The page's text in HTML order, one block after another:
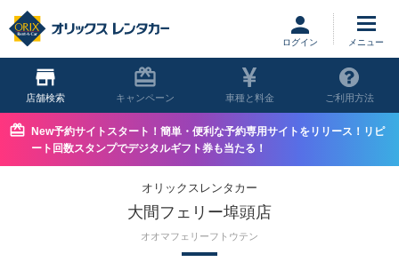
ログイン
店舗 キャンペーン 車種と料金 ご利用方法
New予約サイトスタート！簡単・便利な予約専用サイトをリリース！リピ
ート回数スタンプでデジタルギフト券も当たる！
オリックスレンタカー
大間フェリー埠頭店
オオマフェリーフトウテン